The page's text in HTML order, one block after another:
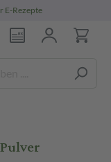
E-Rezepte